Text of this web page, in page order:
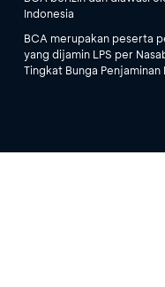
Indonesia
BCA merupakan peserta
yang dijamin LPS per
Tingkat Bunga Penjaminan